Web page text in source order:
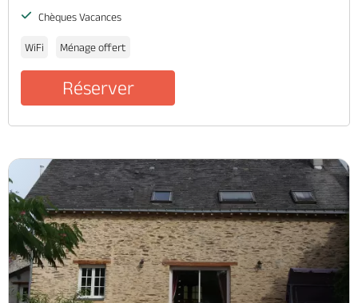
Chèques Vacances
WiFi Ménage offert
Réserver